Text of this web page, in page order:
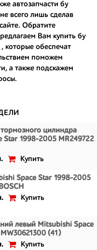
ездили по превосходным
ресурс, и
автозапчасти бу
всего лишь сделав
Обратите
Вам купить бу
, которые обеспечат
поможем
а также подскажем
тормозного цилиндра
Star 1998-2005 MR249722
Купить
Space Star 1998-2005
Купить
левый Mitsubishi Space
(41)
Купить